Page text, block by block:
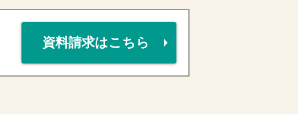
資料請求はこちら